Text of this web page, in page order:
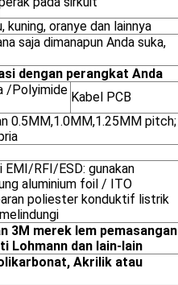
kuning, oranye dan lainnya
saja dimanapun Anda suka,
dengan perangkat Anda
/Polyimide Kabel PCB
0.5MM,1.0MM,1.25MM pitch;
EMI/RFI/ESD: gunakan
aluminium foil / ITO
poliester konduktif listrik
3M merek lem pemasangan
Lohmann dan lain-lain
Akrilik atau